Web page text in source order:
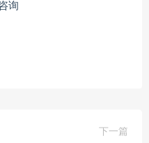
询
下一篇